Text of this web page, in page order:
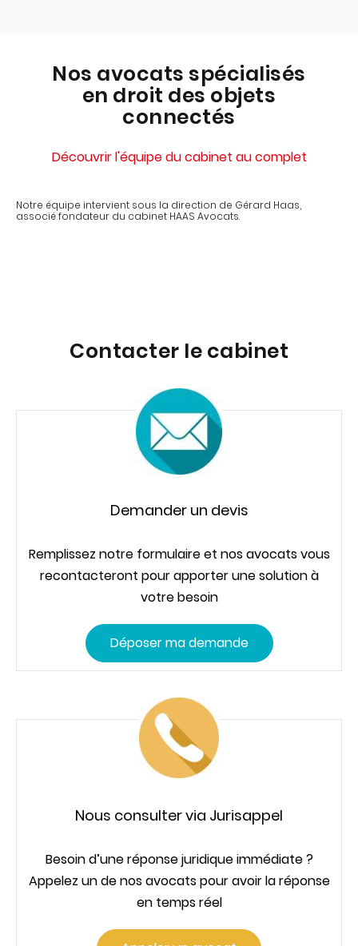
Nos avocats spécialisés
en droit des objets
connectés
Découvrir l'équipe du cabinet au complet
Notre équipe intervient sous la direction de Gérard Haas,
associé fondateur du cabinet HAAS Avocats.
Contacter le cabinet
Demander un devis
Remplissez notre formulaire et nos avocats vous
recontacteront pour apporter une solution à
votre besoin
Déposer ma demande
Nous consulter via Jurisappel
Besoin d’une réponse juridique immédiate ?
Appelez un de nos avocats pour avoir la réponse
en temps réel